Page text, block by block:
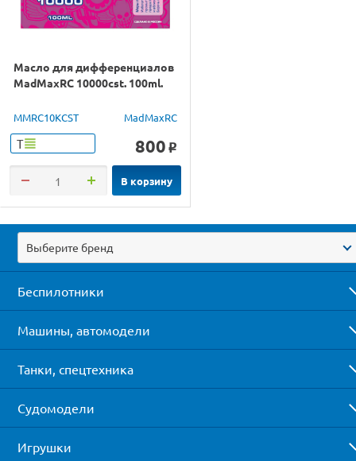
Масло для дифференциалов
MadMaxRC 10000cst. 100ml.
MMRC10KCST MadMaxRC
Т 800 o
В корзину
Выберите бренд
Беспилотники
Машины, автомодели
Танки, спецтехника
Судомодели
Игрушки